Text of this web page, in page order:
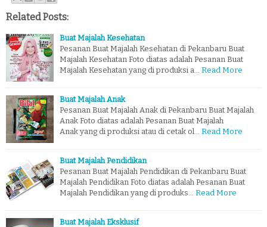
Related Posts:
Buat Majalah Kesehatan
Pesanan Buat Majalah Kesehatan di Pekanbaru Buat
Majalah Kesehatan Foto diatas adalah Pesanan Buat
Majalah Kesehatan yang di produksi a…
Read More
Buat Majalah Anak
Pesanan Buat Majalah Anak di Pekanbaru Buat Majalah
Anak Foto diatas adalah Pesanan Buat Majalah
Anak yang di produksi atau di cetak ol…
Read More
Buat Majalah Pendidikan
Pesanan Buat Majalah Pendidikan di Pekanbaru Buat
Majalah Pendidikan Foto diatas adalah Pesanan Buat
Majalah Pendidikan yang di produks…
Read More
Buat Majalah Eksklusif